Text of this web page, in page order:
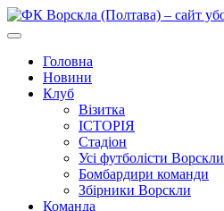
Головна
Новини
Клуб
Візитка
ІСТОРІЯ
Стадіон
Усі футболісти Ворскли
Бомбардири команди
Збірники Ворскли
Команда